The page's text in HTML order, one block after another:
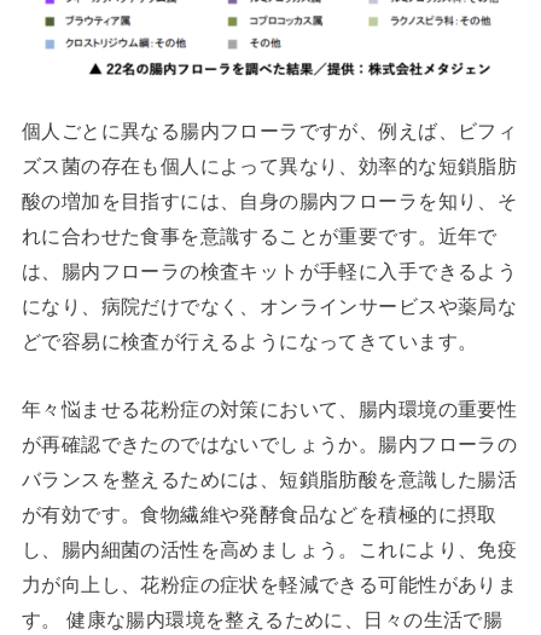
個人ごとに異なる腸内フローラですが、例えば、ビフィ
ズス菌の存在も個人によって異なり、効率的な短鎖脂肪
酸の増加を目指すには、自身の腸内フローラを知り、そ
れに合わせた食事を意識することが重要です。近年で
は、腸内フローラの検査キットが手軽に入手できるよう
になり、病院だけでなく、オンラインサービスや薬局な
どで容易に検査が行えるようになってきています。
年々悩ませる花粉症の対策において、腸内環境の重要性
が再確認できたのではないでしょうか。腸内フローラの
バランスを整えるためには、短鎖脂肪酸を意識した腸活
が有効です。食物繊維や発酵食品などを積極的に摂取
し、腸内細菌の活性を高めましょう。これにより、免疫
力が向上し、花粉症の症状を軽減できる可能性がありま
す。 健康な腸内環境を整えるために、日々の生活で腸